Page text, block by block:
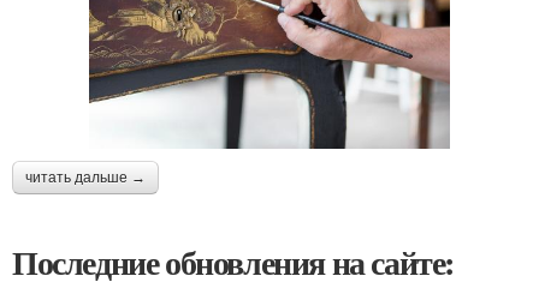
читать дальше →
Последние обновления на сайте: